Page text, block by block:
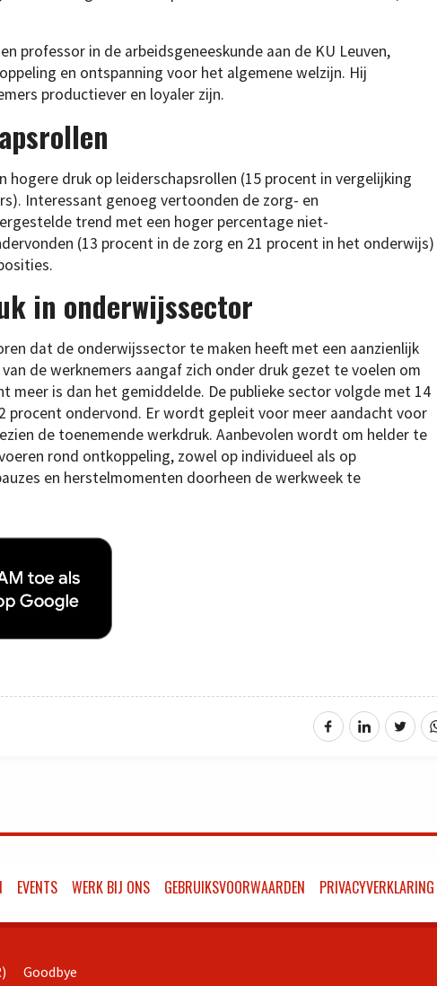
professor in de arbeidsgeneeskunde aan de KU Leuven,
en ontspanning voor het algemene welzijn. Hij
productiever en loyaler zijn.
hogere druk op leiderschapsrollen (15 procent in vergelijking
Interessant genoeg vertoonden de zorg- en
trend met een hoger percentage niet-
(13 procent in de zorg en 21 procent in het onderwijs)
in onderwijssector
dat de onderwijssector te maken heeft met een aanzienlijk
de werknemers aangaf zich onder druk gezet te voelen om
meer is dan het gemiddelde. De publieke sector volgde met 14
procent ondervond. Er wordt gepleit voor meer aandacht voor
de toenemende werkdruk. Aanbevolen wordt om helder te
rond ontkoppeling, zowel op individueel als op
en herstelmomenten doorheen de werkweek te
EVENTS WERK BIJ ONS GEBRUIKSVOORWAARDEN PRIVACYVERKLARING
Goodbye